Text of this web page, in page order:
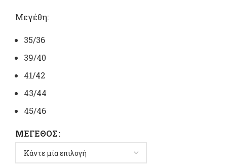
Μεγέθη:
35/36
39/40
41/42
43/44
45/46
ΜΈΓΕΘΟΣ